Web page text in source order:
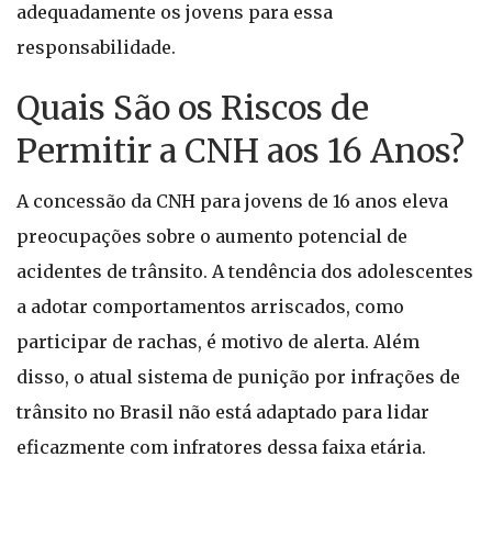
adequadamente os jovens para essa
responsabilidade.
Quais São os Riscos de
Permitir a CNH aos 16 Anos?
A concessão da CNH para jovens de 16 anos eleva
preocupações sobre o aumento potencial de
acidentes de trânsito. A tendência dos adolescentes
a adotar comportamentos arriscados, como
participar de rachas, é motivo de alerta. Além
disso, o atual sistema de punição por infrações de
trânsito no Brasil não está adaptado para lidar
eficazmente com infratores dessa faixa etária.